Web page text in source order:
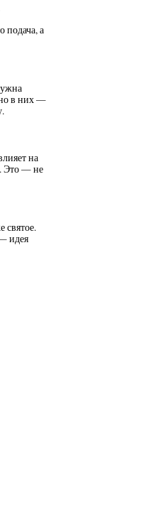
подача, а
в них —
на
Это — не
идея